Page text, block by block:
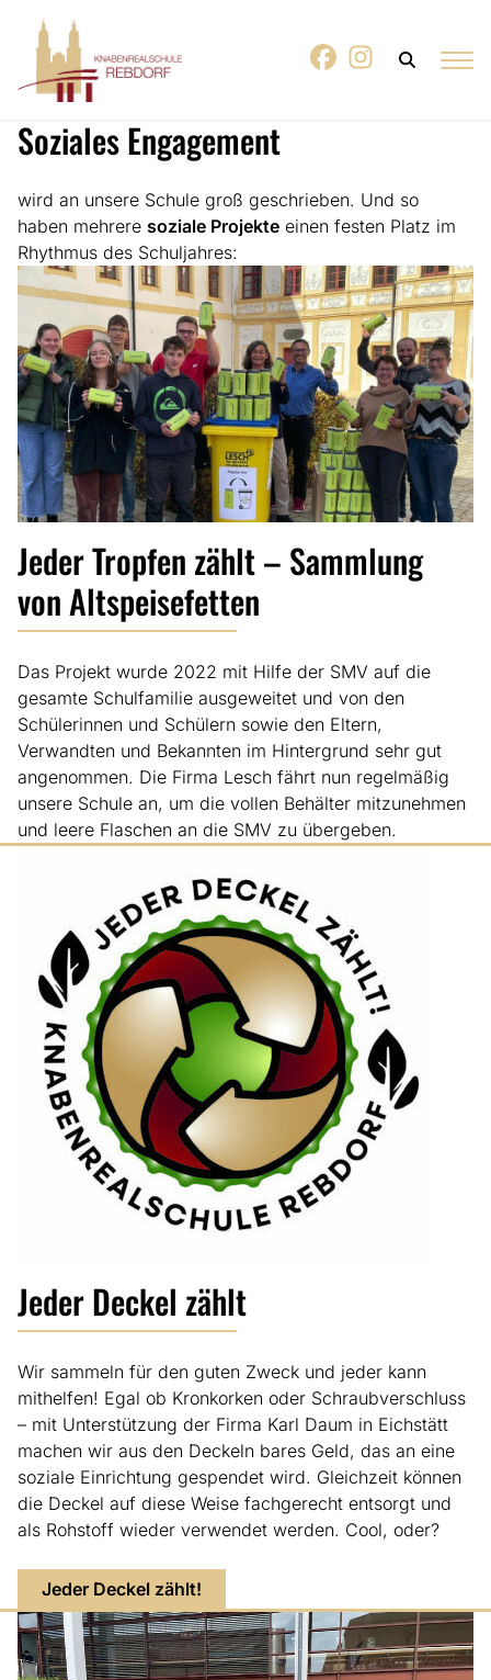
Soziales Engagement
wird an unsere Schule groß geschrieben. Und so
haben mehrere soziale Projekte einen festen Platz im
Rhythmus des Schuljahres:
Jeder Tropfen zählt – Sammlung
von Altspeisefetten
Das Projekt wurde 2022 mit Hilfe der SMV auf die
gesamte Schulfamilie ausgeweitet und von den
Schülerinnen und Schülern sowie den Eltern,
Verwandten und Bekannten im Hintergrund sehr gut
angenommen. Die Firma Lesch fährt nun regelmäßig
unsere Schule an, um die vollen Behälter mitzunehmen
und leere Flaschen an die SMV zu übergeben.
Jeder Deckel zählt
Wir sammeln für den guten Zweck und jeder kann
mithelfen! Egal ob Kronkorken oder Schraubverschluss
– mit Unterstützung der Firma Karl Daum in Eichstätt
machen wir aus den Deckeln bares Geld, das an eine
soziale Einrichtung gespendet wird. Gleichzeit können
die Deckel auf diese Weise fachgerecht entsorgt und
als Rohstoff wieder verwendet werden. Cool, oder?
Jeder Deckel zählt!